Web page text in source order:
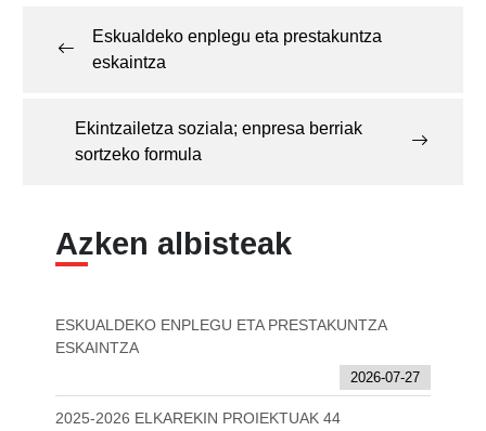
Eskualdeko enplegu eta prestakuntza
eskaintza
Ekintzailetza soziala; enpresa berriak
sortzeko formula
Azken albisteak
ESKUALDEKO ENPLEGU ETA PRESTAKUNTZA
ESKAINTZA
2026-07-27
2025-2026 ELKAREKIN PROIEKTUAK 44